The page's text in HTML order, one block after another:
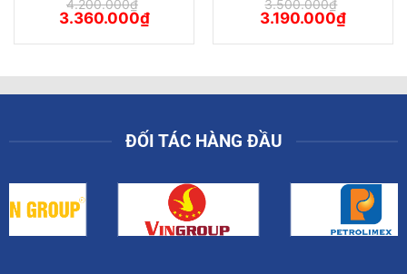
4.200.000₫
Giá
gốc
là:
3.360.000₫Giá
hiện
tại
3.500.000₫
Giá
gốc
là:
3.190.000₫Giá
tại
ĐỐI TÁC HÀNG ĐẦU